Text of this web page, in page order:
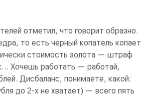
отметил, что говорит образно.
то есть черный копатель копает
стоимость золота — штраф
Хочешь работать — работай,
Дисбаланс, понимаете, какой:
до 2-х не хватает) — всего пять